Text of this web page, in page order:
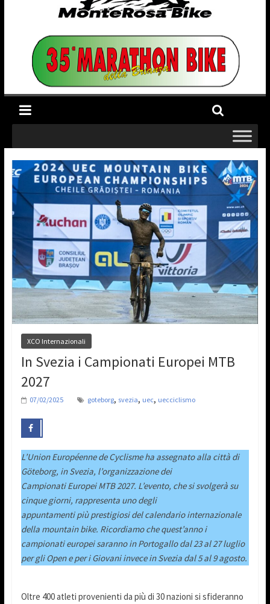
XCO Internazionali
In Svezia i Campionati Europei MTB
2027
07/02/2025 goteborg, svezia, uec, uecciclismo
L’Union Européenne de Cyclisme ha assegnato alla città di
Göteborg, in Svezia, l’organizzazione dei
Campionati Europei MTB 2027. L’evento, che si svolgerà su
cinque giorni, rappresenta uno degli
appuntamenti più prestigiosi del calendario internazionale
della mountain bike. Ricordiamo che quest’anno i
campionati europei saranno in Portogallo dal 23 al 27 luglio
per gli Open e per i Giovani invece in Svezia dal 5 al 9 agosto.
Oltre 400 atleti provenienti da più di 30 nazioni si sfideranno